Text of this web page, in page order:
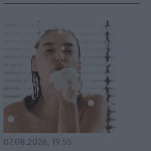
07.08.2026, 19:55